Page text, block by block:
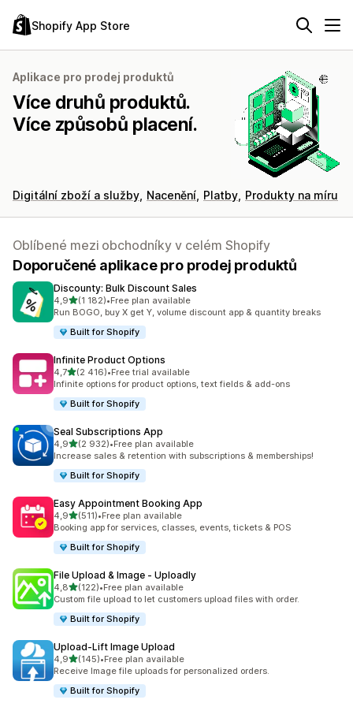
Shopify App Store
Aplikace pro prodej produktů
Více druhů produktů.
Více způsobů placení.
Digitální zboží a služby Nacenění Platby Produkty na míru
Oblíbené mezi obchodníky v celém Shopify
Doporučené aplikace pro prodej produktů
Discounty: Bulk Discount Sales
4,9z 5 hvězd
(1 182)
Celkový počet recenzí: 1182
•Free plan available
Run BOGO, buy X get Y, volume discount app & quantity breaks
Built for Shopify
Infinite Product Options
4,7z 5 hvězd
(2 416)
Celkový počet recenzí: 2416
•Free trial available
Infinite options for product options, text fields & add-ons
Built for Shopify
Seal Subscriptions App
4,9z 5 hvězd
(2 932)
Celkový počet recenzí: 2932
•Free plan available
Increase sales & retention with subscriptions & memberships!
Built for Shopify
Easy Appointment Booking App
4,9z 5 hvězd
(511)
Celkový počet recenzí: 511
•Free plan available
Booking app for services, classes, events, tickets & POS
Built for Shopify
File Upload & Image ‑ Uploadly
4,8z 5 hvězd
(122)
Celkový počet recenzí: 122
•Free plan available
Custom file upload to let customers upload files with order.
Built for Shopify
Upload‑Lift Image Upload
4,9z 5 hvězd
(145)
Celkový počet recenzí: 145
•Free plan available
Receive Image file uploads for personalized orders.
Built for Shopify